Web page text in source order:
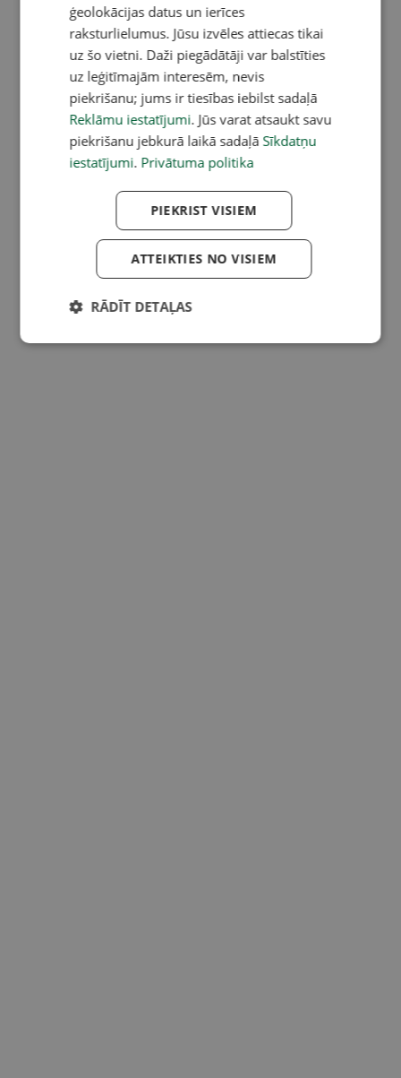
ģeolokācijas datus un ierīces
raksturlielumus. Jūsu izvēles attiecas tikai
uz šo vietni. Daži piegādātāji var balstīties
uz leģitīmajām interesēm, nevis
piekrišanu; jums ir tiesības iebilst sadaļā
Reklāmu iestatījumi. Jūs varat atsaukt savu
piekrišanu jebkurā laikā sadaļā Sīkdatņu
iestatījumi. Privātuma politika
PIEKRIST VISIEM
ATTEIKTIES NO VISIEM
RĀDĪT DETAĻAS